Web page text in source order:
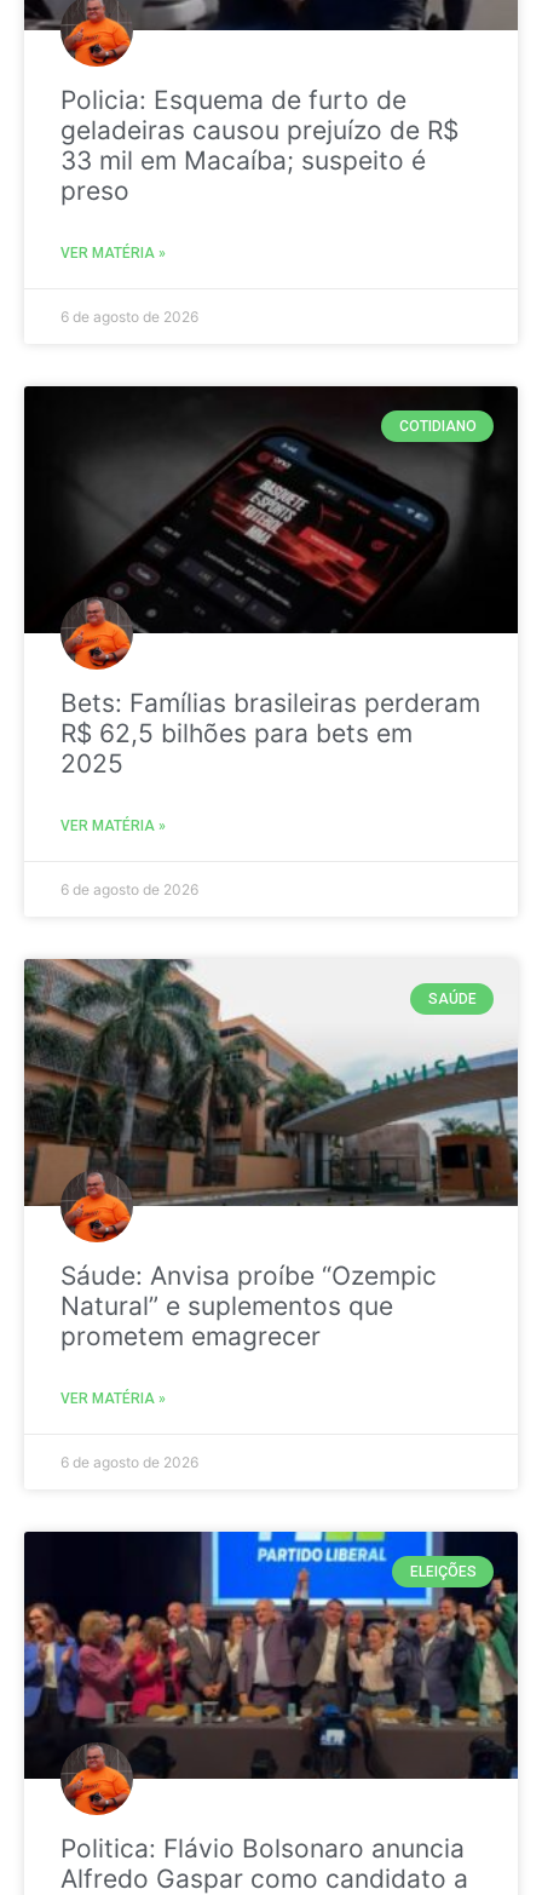
Policia: Esquema de furto de
geladeiras causou prejuízo de R$
33 mil em Macaíba; suspeito é
preso
VER MATÉRIA »
6 de agosto de 2026
COTIDIANO
Bets: Famílias brasileiras perderam
R$ 62,5 bilhões para bets em
2025
VER MATÉRIA »
6 de agosto de 2026
SAÚDE
Sáude: Anvisa proíbe “Ozempic
Natural” e suplementos que
prometem emagrecer
VER MATÉRIA »
6 de agosto de 2026
ELEIÇÕES
Politica: Flávio Bolsonaro anuncia
Alfredo Gaspar como candidato a